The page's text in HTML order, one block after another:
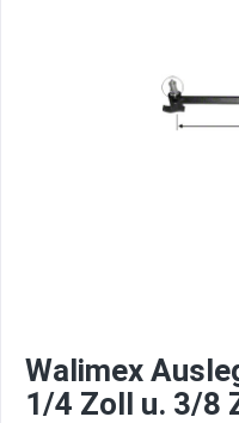
Walimex
1/4 Zoll u. 3/8